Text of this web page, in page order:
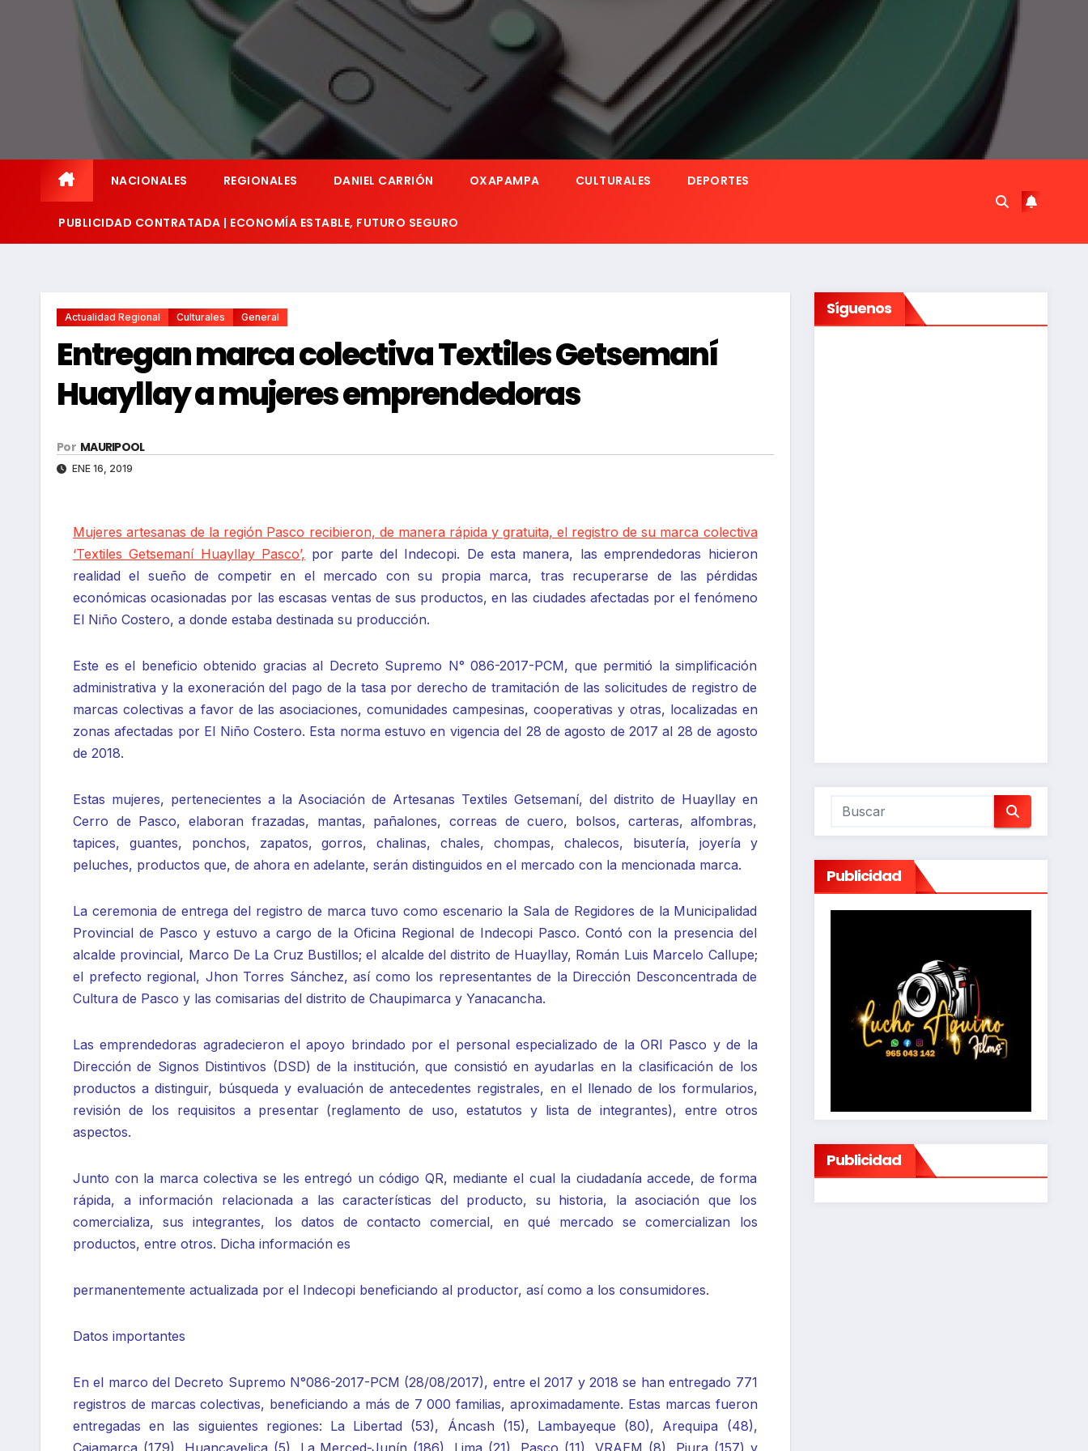
NACIONALES REGIONALES DANIEL CARRIÓN OXAPAMPA CULTURALES DEPORTES
PUBLICIDAD CONTRATADA | ECONOMÍA ESTABLE, FUTURO SEGURO
Actualidad Regional Culturales General
Entregan marca colectiva Textiles Getsemaní
Huayllay a mujeres emprendedoras
Por MAURIPOOL
ENE 16, 2019
Mujeres artesanas de la región Pasco recibieron, de manera rápida y gratuita, el registro de su marca colectiva
‘Textiles Getsemaní Huayllay Pasco’, por parte del Indecopi. De esta manera, las emprendedoras hicieron
realidad el sueño de competir en el mercado con su propia marca, tras recuperarse de las pérdidas
económicas ocasionadas por las escasas ventas de sus productos, en las ciudades afectadas por el fenómeno
El Niño Costero, a donde estaba destinada su producción.
Este es el beneficio obtenido gracias al Decreto Supremo N° 086-2017-PCM, que permitió la simplificación
administrativa y la exoneración del pago de la tasa por derecho de tramitación de las solicitudes de registro de
marcas colectivas a favor de las asociaciones, comunidades campesinas, cooperativas y otras, localizadas en
zonas afectadas por El Niño Costero. Esta norma estuvo en vigencia del 28 de agosto de 2017 al 28 de agosto
de 2018.
Estas mujeres, pertenecientes a la Asociación de Artesanas Textiles Getsemaní, del distrito de Huayllay en
Cerro de Pasco, elaboran frazadas, mantas, pañalones, correas de cuero, bolsos, carteras, alfombras,
tapices, guantes, ponchos, zapatos, gorros, chalinas, chales, chompas, chalecos, bisutería, joyería y
peluches, productos que, de ahora en adelante, serán distinguidos en el mercado con la mencionada marca.
La ceremonia de entrega del registro de marca tuvo como escenario la Sala de Regidores de la Municipalidad
Provincial de Pasco y estuvo a cargo de la Oficina Regional de Indecopi Pasco. Contó con la presencia del
alcalde provincial, Marco De La Cruz Bustillos; el alcalde del distrito de Huayllay, Román Luis Marcelo Callupe;
el prefecto regional, Jhon Torres Sánchez, así como los representantes de la Dirección Desconcentrada de
Cultura de Pasco y las comisarias del distrito de Chaupimarca y Yanacancha.
Las emprendedoras agradecieron el apoyo brindado por el personal especializado de la ORI Pasco y de la
Dirección de Signos Distintivos (DSD) de la institución, que consistió en ayudarlas en la clasificación de los
productos a distinguir, búsqueda y evaluación de antecedentes registrales, en el llenado de los formularios,
revisión de los requisitos a presentar (reglamento de uso, estatutos y lista de integrantes), entre otros
aspectos.
Junto con la marca colectiva se les entregó un código QR, mediante el cual la ciudadanía accede, de forma
rápida, a información relacionada a las características del producto, su historia, la asociación que los
comercializa, sus integrantes, los datos de contacto comercial, en qué mercado se comercializan los
productos, entre otros. Dicha información es
permanentemente actualizada por el Indecopi beneficiando al productor, así como a los consumidores.
Datos importantes
En el marco del Decreto Supremo N°086-2017-PCM (28/08/2017), entre el 2017 y 2018 se han entregado 771
registros de marcas colectivas, beneficiando a más de 7 000 familias, aproximadamente. Estas marcas fueron
entregadas en las siguientes regiones: La Libertad (53), Áncash (15), Lambayeque (80), Arequipa (48),
Síguenos
Publicidad
Publicidad